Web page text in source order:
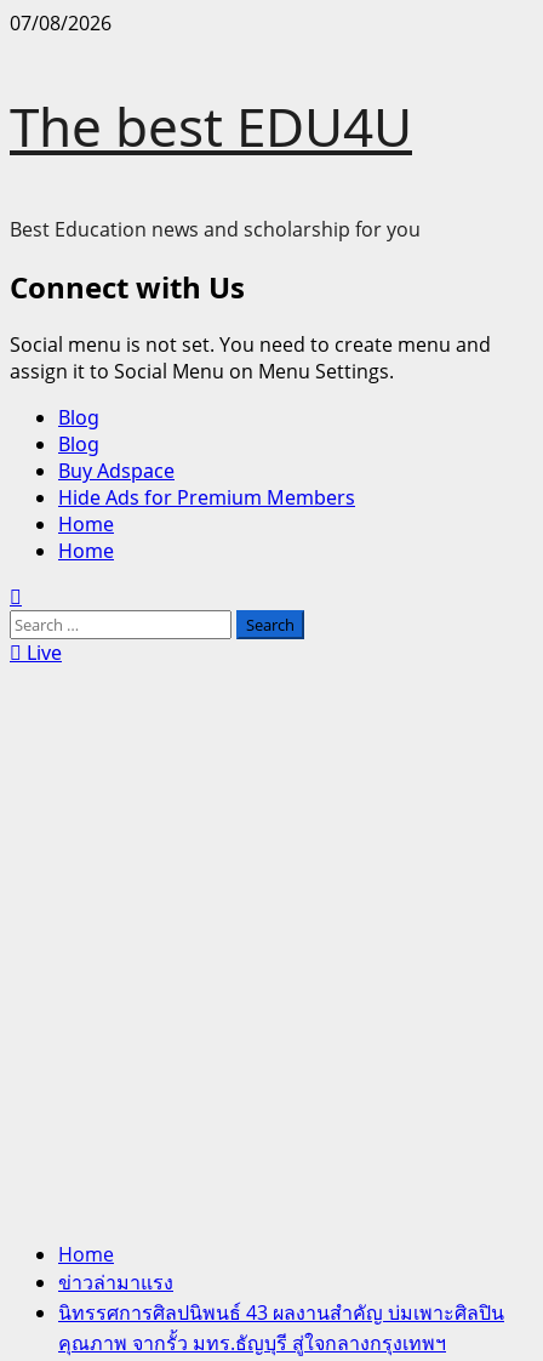
Skip
07/08/2026
The best EDU4U
Best Education news and scholarship for you
Connect with Us
Social menu is not set. You need to create menu and
assign it to Social Menu on Menu Settings.
Primary
Menu
Blog
Blog
Buy Adspace
Hide Ads for Premium Members
Home
Home
Search
for:Live
Home
ข่าวล่ามาแรง
นิทรรศการศิลปนิพนธ์ 43 ผลงานสำคัญ บ่มเพาะศิลปิน
คุณภาพ จากรั้ว มทร.ธัญบุรี สู่ใจกลางกรุงเทพฯ